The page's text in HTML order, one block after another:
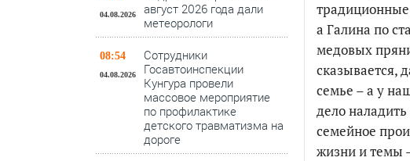
04.08.2026
август 2026 года дали
метеорологи
08:54
04.08.2026
Сотрудники
Госавтоинспекции
Кунгура провели
массовое мероприятие
по профилактике
детского травматизма на
дороге
а Галина по
медовых
сказывается,
семье – а у
дело
семейное
жизни и темы